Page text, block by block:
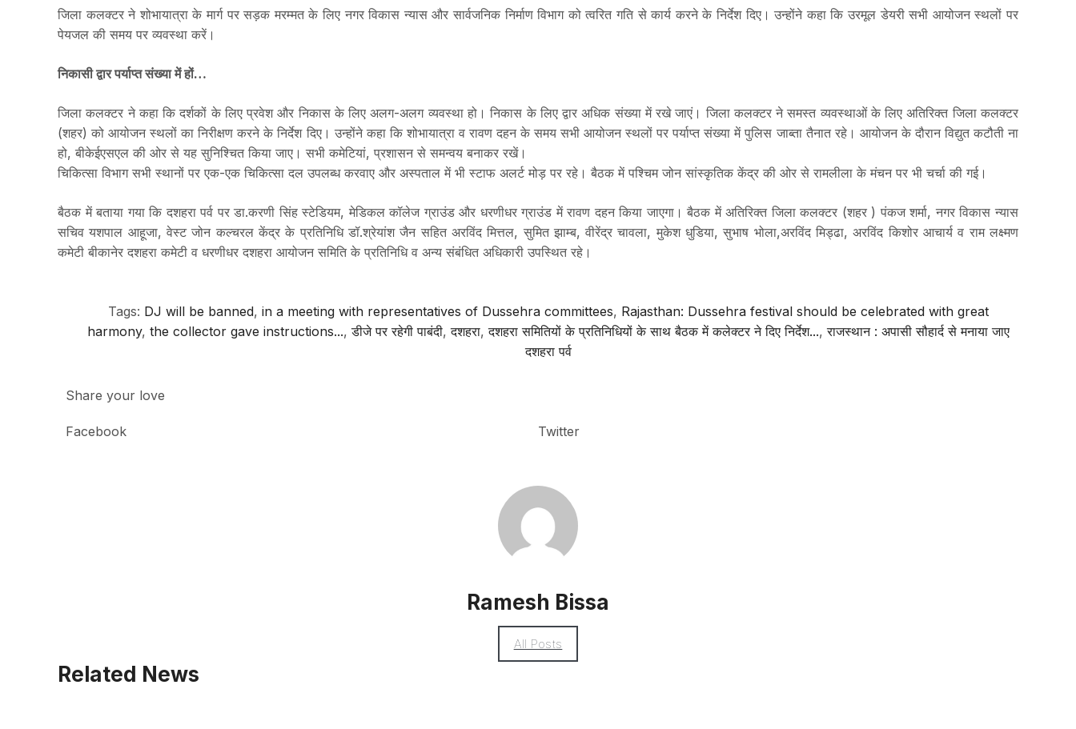
जिला कलक्टर ने शोभायात्रा के मार्ग पर सड़क मरम्मत के लिए नगर विकास न्यास और सार्वजनिक निर्माण विभाग को त्वरित गति से कार्य करने के निर्देश दिए। उन्होंने कहा कि उरमूल डेयरी सभी आयोजन स्थलों पर
पेयजल की समय पर व्यवस्था करें।
निकासी द्वार पर्याप्त संख्या में हों…
जिला कलक्टर ने कहा कि दर्शकों के लिए प्रवेश और निकास के लिए अलग-अलग व्यवस्था हो। निकास के लिए द्वार अधिक संख्या में रखे जाएं। जिला कलक्टर ने समस्त व्यवस्थाओं के लिए अतिरिक्त जिला कलक्टर
(शहर) को आयोजन स्थलों का निरीक्षण करने के निर्देश दिए। उन्होंने कहा कि शोभायात्रा व रावण दहन के समय सभी आयोजन स्थलों पर पर्याप्त संख्या में पुलिस जाब्ता तैनात रहे। आयोजन के दौरान विद्युत कटौती ना
हो, बीकेईएसएल की ओर से यह सुनिश्चित किया जाए। सभी कमेटियां, प्रशासन से समन्वय बनाकर रखें।
चिकित्सा विभाग सभी स्थानों पर एक-एक चिकित्सा दल उपलब्ध करवाए और अस्पताल में भी स्टाफ अलर्ट मोड़ पर रहे। बैठक में पश्चिम जोन सांस्कृतिक केंद्र की ओर से रामलीला के मंचन पर भी चर्चा की गई।
बैठक में बताया गया कि दशहरा पर्व पर डा.करणी सिंह स्टेडियम, मेडिकल कॉलेज ग्राउंड और धरणीधर ग्राउंड में रावण दहन किया जाएगा। बैठक में अतिरिक्त जिला कलक्टर (शहर ) पंकज शर्मा, नगर विकास न्यास
सचिव यशपाल आहूजा, वेस्ट जोन कल्चरल केंद्र के प्रतिनिधि डॉ.श्रेयांश जैन सहित अरविंद मित्तल, सुमित झाम्ब, वीरेंद्र चावला, मुकेश धुडिया, सुभाष भोला,अरविंद मिड्ढा, अरविंद किशोर आचार्य व राम लक्ष्मण
कमेटी बीकानेर दशहरा कमेटी व धरणीधर दशहरा आयोजन समिति के प्रतिनिधि व अन्य संबंधित अधिकारी उपस्थित रहे।
Tags: DJ will be banned, in a meeting with representatives of Dussehra committees, Rajasthan: Dussehra festival should be celebrated with great
harmony, the collector gave instructions...,डीजे पर रहेगी पाबंदी,दशहरा,दशहरा समितियों के प्रतिनिधियों के साथ बैठक में कलेक्टर ने दिए निर्देश...,राजस्थान : अपासी सौहार्द से मनाया जाए
दशहरा पर्व
Share your love
Facebook Twitter
Ramesh Bissa
All Posts
Related News